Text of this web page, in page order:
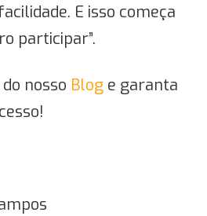
E isso começa
participar”.
nosso Blog e garanta